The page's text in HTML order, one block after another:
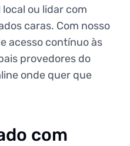
ou lidar com
caras. Com nosso
acesso contínuo às
provedores do
onde quer que
com